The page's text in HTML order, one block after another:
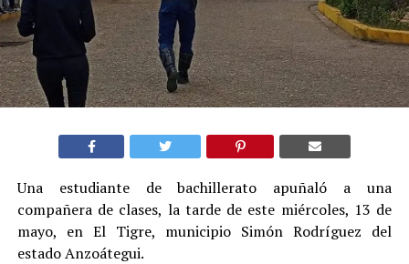
Una estudiante de bachillerato apuñaló a una
compañera de clases, la tarde de este miércoles, 13 de
mayo, en El Tigre, municipio Simón Rodríguez del
estado Anzoátegui.